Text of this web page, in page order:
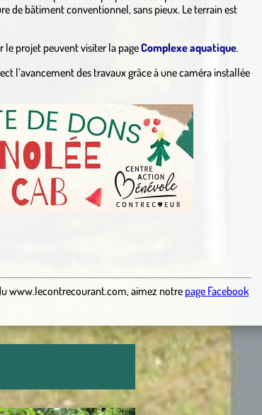
de bâtiment conventionnel, sans pieux. Le terrain est
le projet peuvent visiter la pageComplexe aquatique.
l’avancement des travaux grâce à une caméra installée
www.lecontrecourant.com,aimez notre page Facebook